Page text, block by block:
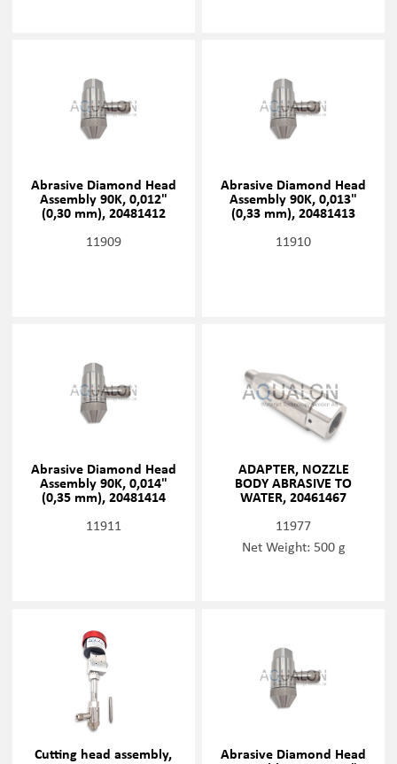
Abrasive Diamond Head
Assembly 90K, 0,012"
(0,30 mm), 20481412
11909
Abrasive Diamond Head
Assembly 90K, 0,013"
(0,33 mm), 20481413
11910
Abrasive Diamond Head
Assembly 90K, 0,014"
(0,35 mm), 20481414
11911
ADAPTER, NOZZLE
BODY ABRASIVE TO
WATER, 20461467
11977
Net Weight: 500 g
Cutting head assembly, Abrasive Diamond Head